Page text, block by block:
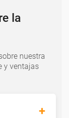
la
nuestra
y ventajas